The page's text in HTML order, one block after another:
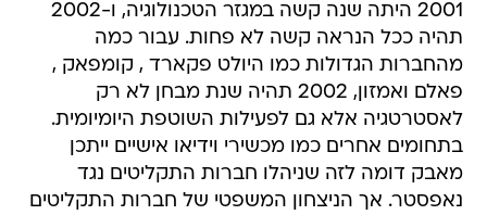
2001 היתה שנה קשה במגזר הטכנולוגיה, ו-2002
תהיה ככל הנראה קשה לא פחות. עבור כמה
מהחברות הגדולות כמו היולט פקארד , קומפאק ,
פאלם ואמזון, 2002 תהיה שנת מבחן לא רק
לאסטרטגיה אלא גם לפעילות השוטפת היומיומית.
בתחומים אחרים כמו מכשירי וידיאו אישיים ייתכן
מאבק דומה לזה שניהלו חברות התקליטים נגד
נאפסטר. אך הניצחון המשפטי של חברות התקליטים